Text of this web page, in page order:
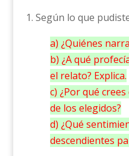
1. Según lo que
a) ¿Quiénes
b) ¿A qué
el relato? Explica.
c) ¿Por qué
de los elegidos?
d) ¿Qué
descendientes